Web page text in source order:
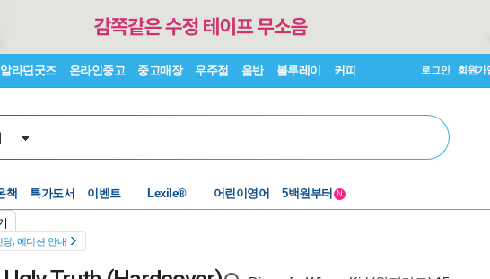
알라딘굿즈 온라인중고 중고매장 우주점 음반 블루레이 커피 로그인 회원가
책 특가도서 이벤트
수준별베스트
어린이영어
중고 외서
N
딩, 에디션 안내